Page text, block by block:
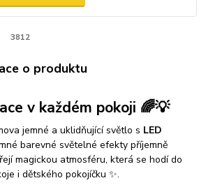
3812
o produktu
v každém pokoji 🌈💡
jemné a uklidňující světlo s LED
barevné světelné efekty příjemně
magickou atmosféru, která se hodí do
i dětského pokojíčku ✨.